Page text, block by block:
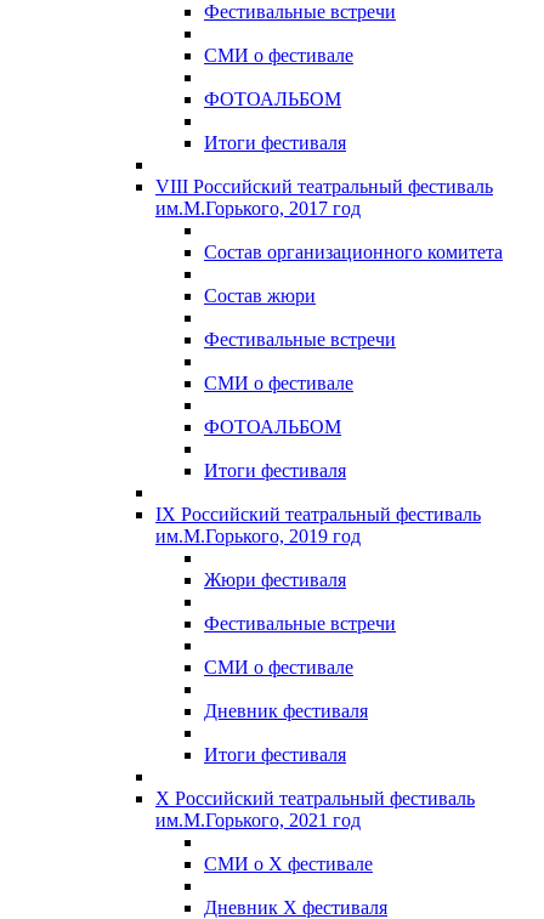
Фестивальные встречи
СМИ о фестивале
ФОТОАЛЬБОМ
Итоги фестиваля
VIII Российский театральный фестиваль
им.М.Горького, 2017 год
Состав организационного комитета
Состав жюри
Фестивальные встречи
СМИ о фестивале
ФОТОАЛЬБОМ
Итоги фестиваля
IX Российский театральный фестиваль
им.М.Горького, 2019 год
Жюри фестиваля
Фестивальные встречи
СМИ о фестивале
Дневник фестиваля
Итоги фестиваля
X Российский театральный фестиваль
им.М.Горького, 2021 год
СМИ о X фестивале
Дневник X фестиваля